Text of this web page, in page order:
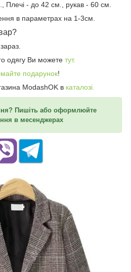
Плечі - до 42 см., рукав - 60 см.
в параметрах на 1-3см.
одягу Ви можете тут.
подарунок!
ModashOK в каталозі.
Пишіть або оформлюйте
в месенджерах